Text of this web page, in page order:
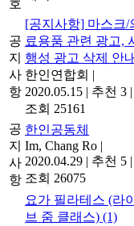
호
공
지
사
항
[공지사항] 마스크/
료용품 관련 광고,
행성 광고 삭제 안내
한인연합회 |
2020.05.15 | 추천 3 |
조회 25161
공
지
사
항
한인공동체
Im, Chang Ro |
2020.04.29 | 추천 5 |
조회 26075
요가 필라테스 (라이
브 줌 클래스) (1)